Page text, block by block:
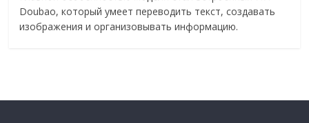
Doubao, который умеет переводить текст, создавать
изображения и организовывать информацию.